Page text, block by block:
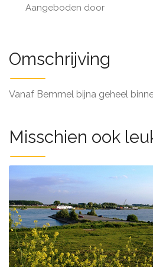
Aangeboden door
Omschrijving
Vanaf Bemmel bijna geheel
Misschien ook